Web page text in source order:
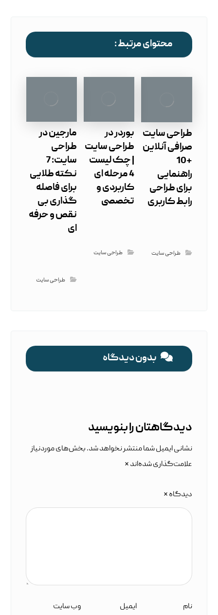
محتوای مرتبط :
طراحی سایت
صرافی آنلاین
+10
راهنمایی
برای طراحی
رابط کاربری
طراحی سایت
بوردر در
طراحی سایت
| چک ‌لیست
4 مرحله ‌ای
کاربردی و
تخصصی
طراحی سایت
مارجین در
طراحی
سایت: 7
نکته طلایی
برای فاصله
گذاری بی‌
نقص و حرفه
‌ای
طراحی سایت
بدون دیدگاه
دیدگاهتان را بنویسید
نشانی ایمیل شما منتشر نخواهد شد.بخش‌های موردنیاز
علامت‌گذاری شده‌اند*
دیدگاه*
نام ایمیل وب‌ سایت